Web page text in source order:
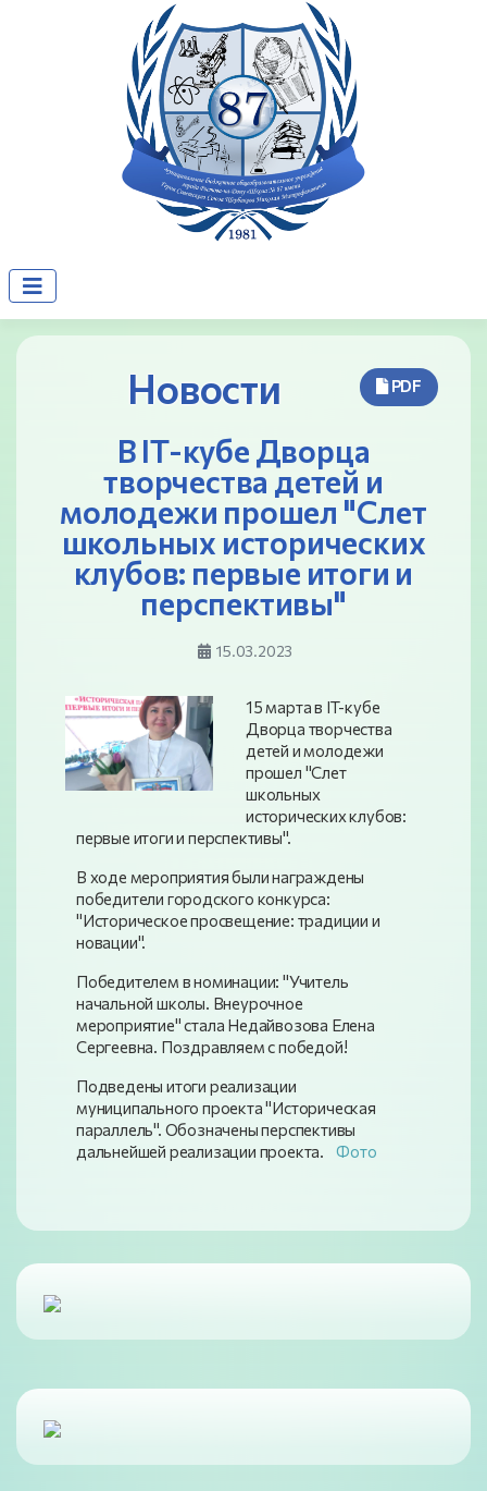
PDF
Новости
В IT-кубе Дворца
творчества детей и
молодежи прошел "Слет
школьных исторических
клубов: первые итоги и
перспективы"
15.03.2023
15 марта в IT-кубе
Дворца творчества
детей и молодежи
прошел "Слет
школьных
исторических клубов:
первые итоги и перспективы".
В ходе мероприятия были награждены
победители городского конкурса:
"Историческое просвещение: традиции и
новации".
Победителем в номинации: "Учитель
начальной школы. Внеурочное
мероприятие" стала Недайвозова Елена
Сергеевна. Поздравляем с победой!
Подведены итоги реализации
муниципального проекта "Историческая
параллель". Обозначены перспективы
дальнейшей реализации проекта.Фото